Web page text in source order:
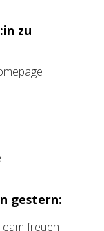
zu
gestern:
freuen